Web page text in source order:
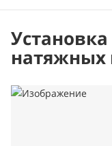
натяжных